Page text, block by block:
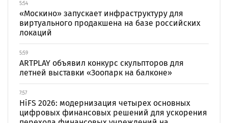
5:54
«Москино» запускает инфраструктуру для
виртуального продакшена на базе российских
локаций
5:59
ARTPLAY объявил конкурс скульпторов для
летней выставки «Зоопарк на балконе»
7:57
HiFS 2026: модернизация четырех основных
цифровых финансовых решений для ускорения